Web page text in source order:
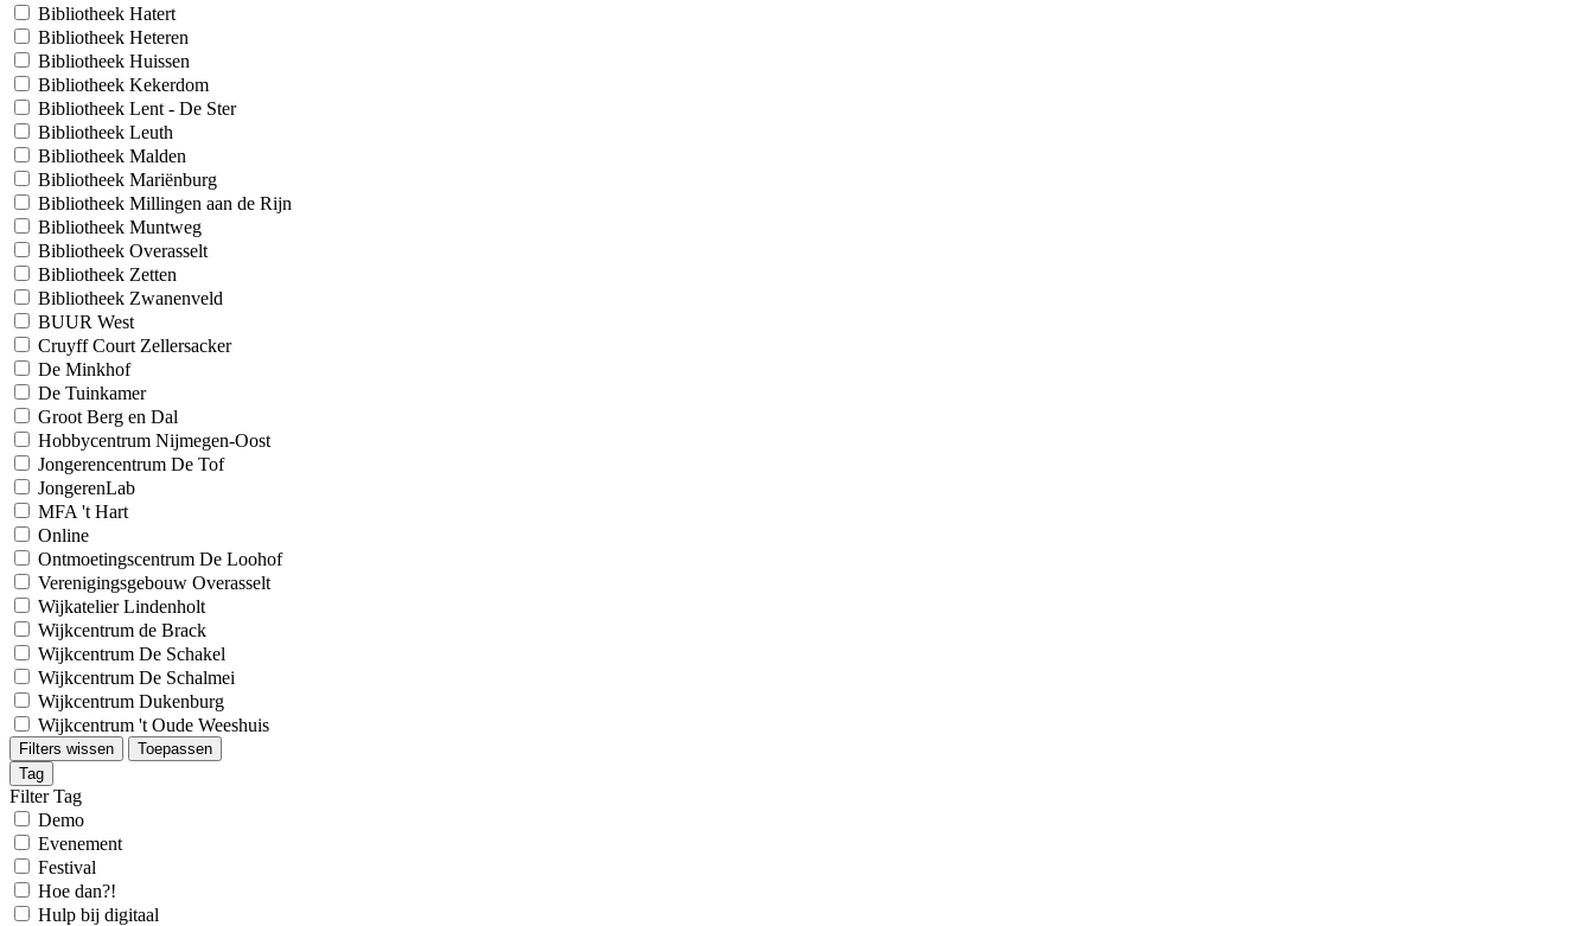
Bibliotheek Hatert
Bibliotheek Heteren
Bibliotheek Huissen
Bibliotheek Kekerdom
Bibliotheek Lent - De Ster
Bibliotheek Leuth
Bibliotheek Malden
Bibliotheek Mariënburg
Bibliotheek Millingen aan de Rijn
Bibliotheek Muntweg
Bibliotheek Overasselt
Bibliotheek Zetten
Bibliotheek Zwanenveld
BUUR West
Cruyff Court Zellersacker
De Minkhof
De Tuinkamer
Groot Berg en Dal
Hobbycentrum Nijmegen-Oost
Jongerencentrum De Tof
JongerenLab
MFA 't Hart
Online
Ontmoetingscentrum De Loohof
Verenigingsgebouw Overasselt
Wijkatelier Lindenholt
Wijkcentrum de Brack
Wijkcentrum De Schakel
Wijkcentrum De Schalmei
Wijkcentrum Dukenburg
Wijkcentrum 't Oude Weeshuis
Filters wissen
Toepassen
Tag
Filter Tag
Demo
Evenement
Festival
Hoe dan?!
Hulp bij digitaal